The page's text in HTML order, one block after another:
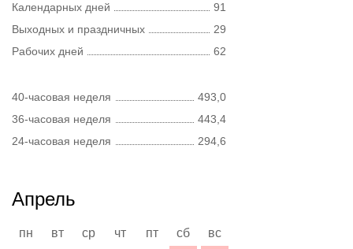
Календарных дней
91
Выходных и праздничных
29
Рабочих дней
62
40-часовая неделя
493,0
36-часовая неделя
443,4
24-часовая неделя
294,6
Апрель
пн вт ср чт пт сб
вс